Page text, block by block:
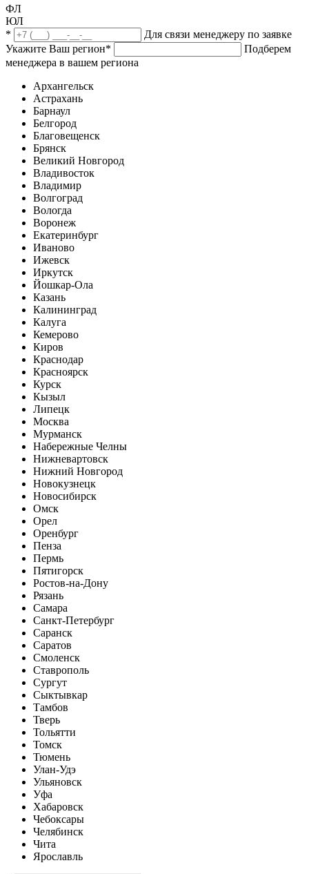
ФЛ
ЮЛ
*
Для связи менеджеру по заявке
Укажите Ваш регион*
Подберем
менеджера в вашем региона
Архангельск
Астрахань
Барнаул
Белгород
Благовещенск
Брянск
Великий Новгород
Владивосток
Владимир
Волгоград
Вологда
Воронеж
Екатеринбург
Иваново
Ижевск
Иркутск
Йошкар-Ола
Казань
Калининград
Калуга
Кемерово
Киров
Краснодар
Красноярск
Курск
Кызыл
Липецк
Москва
Мурманск
Набережные Челны
Нижневартовск
Нижний Новгород
Новокузнецк
Новосибирск
Омск
Орел
Оренбург
Пенза
Пермь
Пятигорск
Ростов-на-Дону
Рязань
Самара
Санкт-Петербург
Саранск
Саратов
Смоленск
Ставрополь
Сургут
Сыктывкар
Тамбов
Тверь
Тольятти
Томск
Тюмень
Улан-Удэ
Ульяновск
Уфа
Хабаровск
Чебоксары
Челябинск
Чита
Ярославль